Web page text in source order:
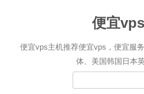
便宜
便宜vps主机推荐便宜vps，便宜服
体、美国韩国日本
搜